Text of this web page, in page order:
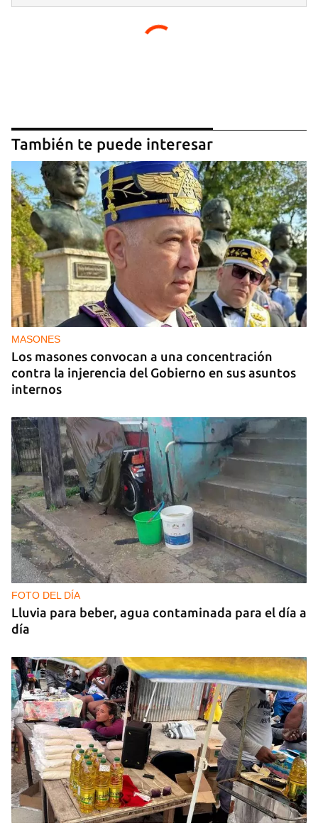
INICIAR SESIÓN
También te puede interesar
MASONES
Los masones convocan a una concentración
contra la injerencia del Gobierno en sus asuntos
internos
FOTO DEL DÍA
Lluvia para beber, agua contaminada para el día a
día